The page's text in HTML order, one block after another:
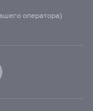
оператора)